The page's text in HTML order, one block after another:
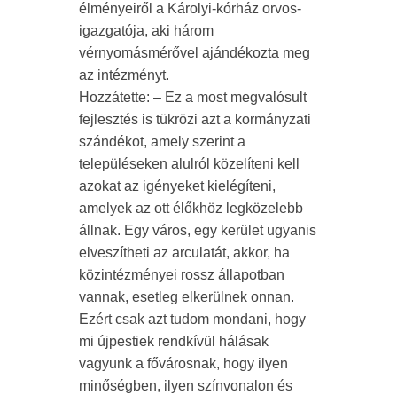
élményeiről a Károlyi-kórház orvos-
igazgatója, aki három
vérnyomásmérővel ajándékozta meg
az intézményt.
Hozzátette: – Ez a most megvalósult
fejlesztés is tükrözi azt a kormányzati
szándékot, amely szerint a
településeken alulról közelíteni kell
azokat az igényeket kielégíteni,
amelyek az ott élőkhöz legközelebb
állnak. Egy város, egy kerület ugyanis
elveszítheti az arculatát, akkor, ha
közintézményei rossz állapotban
vannak, esetleg elkerülnek onnan.
Ezért csak azt tudom mondani, hogy
mi újpestiek rendkívül hálásak
vagyunk a fővárosnak, hogy ilyen
minőségben, ilyen színvonalon és